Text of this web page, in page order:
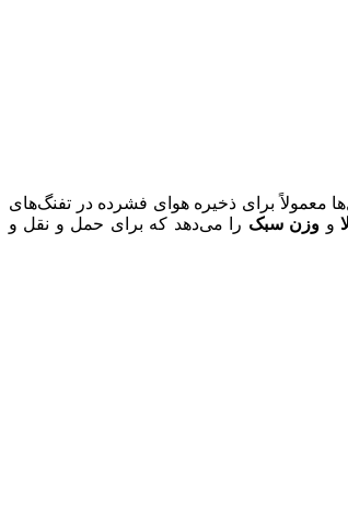
معمولاً برای ذخیره هوای فشرده در تفنگ‌های
و وزن سبک را می‌دهد که برای حمل و نقل و